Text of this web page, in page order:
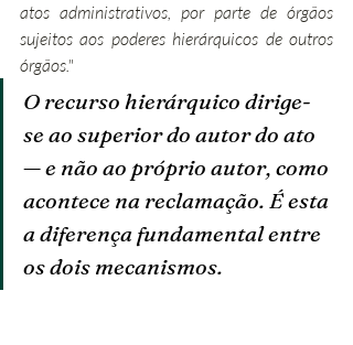
atos administrativos, por parte de órgãos
sujeitos aos poderes hierárquicos de outros
órgãos."
O recurso hierárquico dirige-
se ao superior do autor do ato
— e não ao próprio autor, como
acontece na reclamação. É esta
a diferença fundamental entre
os dois mecanismos.